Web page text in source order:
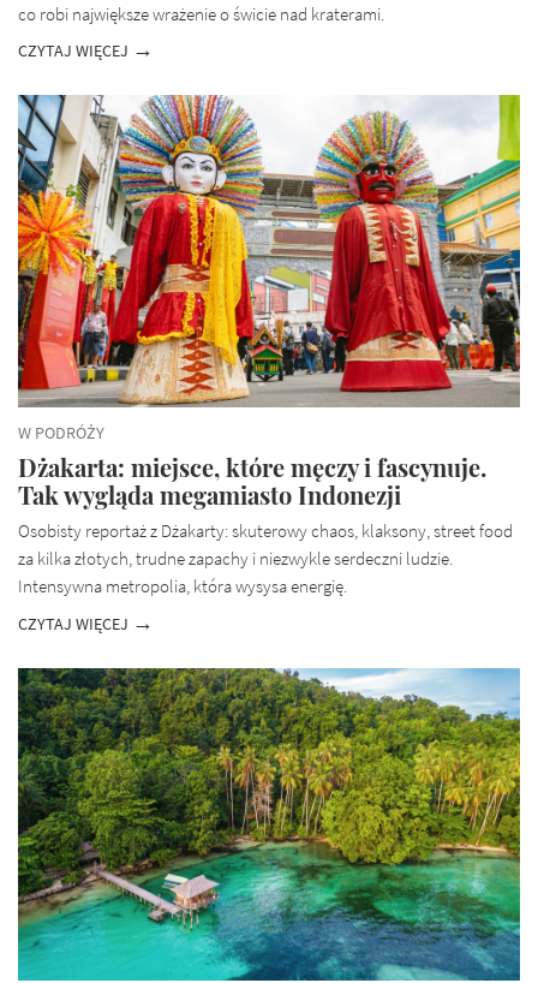
co robi największe wrażenie o świcie nad kraterami.
CZYTAJ WIĘCEJ
W PODRÓŻY
Dżakarta: miejsce, które męczy i fascynuje.
Tak wygląda megamiasto Indonezji
Osobisty reportaż z Dżakarty: skuterowy chaos, klaksony, street food
za kilka złotych, trudne zapachy i niezwykle serdeczni ludzie.
Intensywna metropolia, która wysysa energię.
CZYTAJ WIĘCEJ